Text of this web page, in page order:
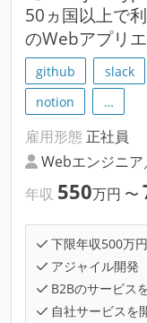
50ヵ国以上で
のWebアプリ
github slack
notion
…
雇用形態 正社員
Webエンジニ
年収 550万円 〜
下限年収500万
アジャイル開発
B2Bのサービス
自社サービスを